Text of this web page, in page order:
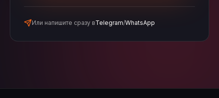
Или напишите сразу вTelegram/WhatsApp